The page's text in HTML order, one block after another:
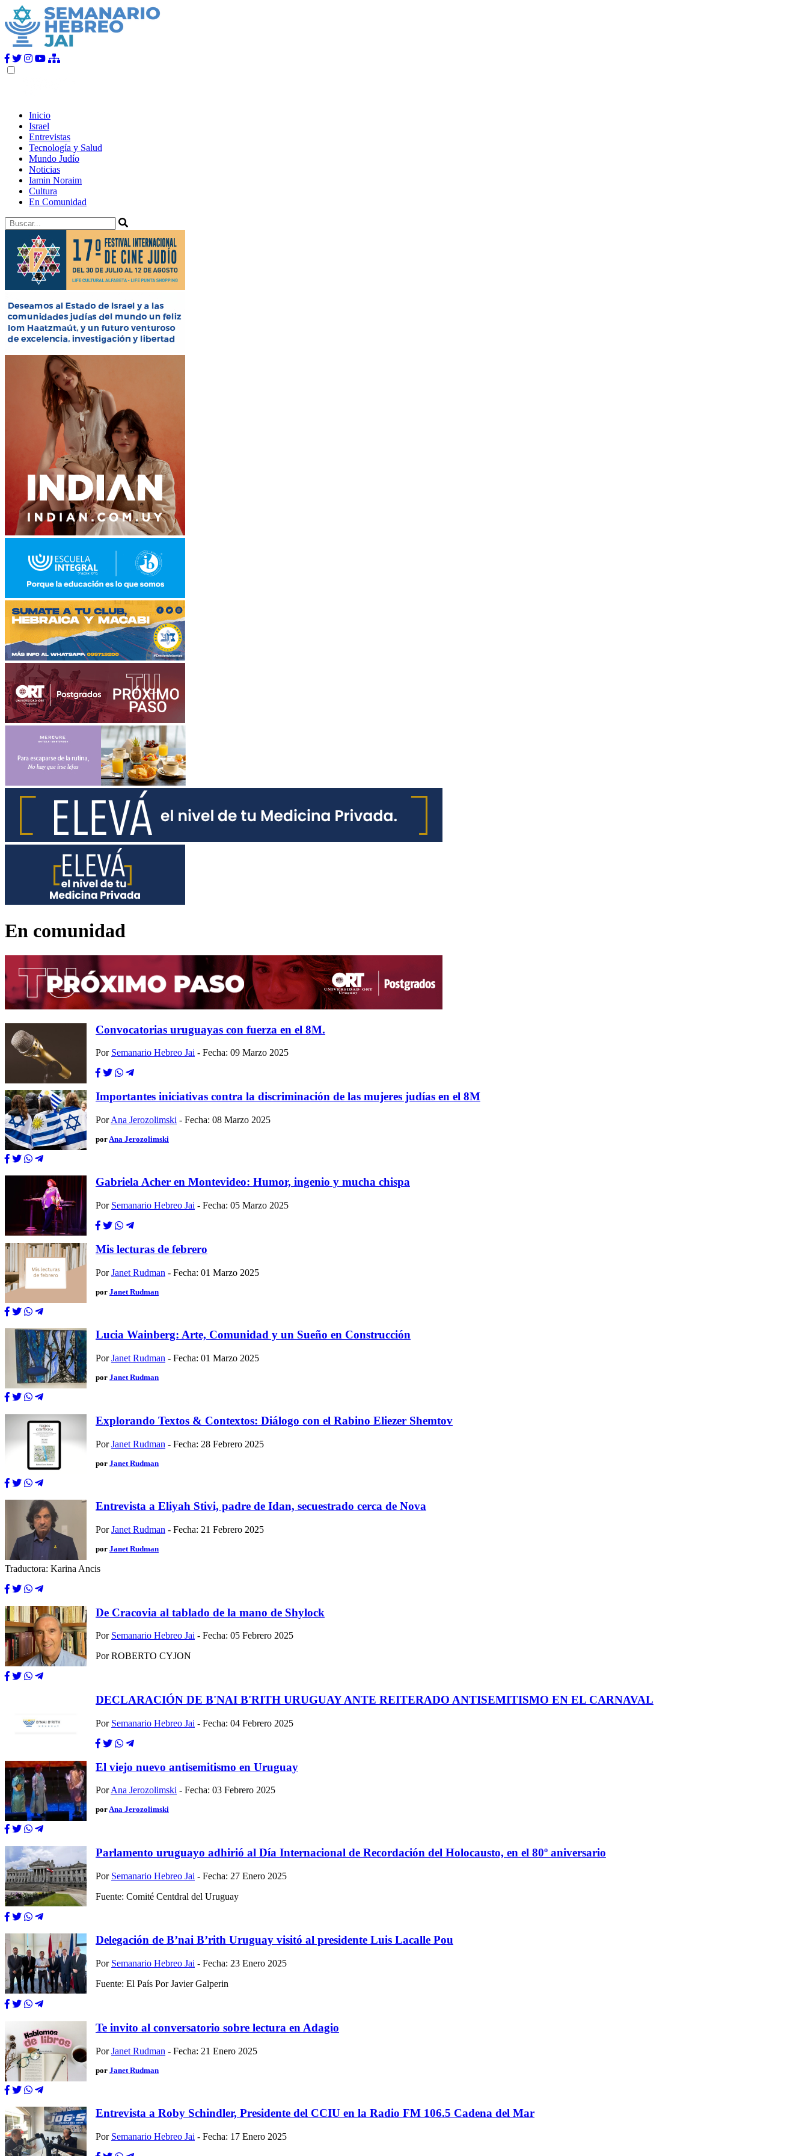
Inicio
Israel
Entrevistas
Tecnología y Salud
Mundo Judío
Noticias
Iamin Noraim
Cultura
En Comunidad
En comunidad
Convocatorias uruguayas con fuerza en el 8M.
Por Semanario Hebreo Jai - Fecha: 09 Marzo 2025
Importantes iniciativas contra la discriminación de las mujeres judías en el 8M
PorAna Jerozolimski - Fecha: 08 Marzo 2025
por Ana Jerozolimski
Gabriela Acher en Montevideo: Humor, ingenio y mucha chispa
Por Semanario Hebreo Jai - Fecha: 05 Marzo 2025
Mis lecturas de febrero
PorJanet Rudman - Fecha: 01 Marzo 2025
por Janet Rudman
Lucia Wainberg: Arte, Comunidad y un Sueño en Construcción
PorJanet Rudman - Fecha: 01 Marzo 2025
por Janet Rudman
Explorando Textos & Contextos: Diálogo con el Rabino Eliezer Shemtov
PorJanet Rudman - Fecha: 28 Febrero 2025
por Janet Rudman
Entrevista a Eliyah Stivi, padre de Idan, secuestrado cerca de Nova
PorJanet Rudman - Fecha: 21 Febrero 2025
por Janet Rudman
Traductora: Karina Ancis
De Cracovia al tablado de la mano de Shylock
Por Semanario Hebreo Jai - Fecha: 05 Febrero 2025
Por ROBERTO CYJON
DECLARACIÓN DE B'NAI B'RITH URUGUAY ANTE REITERADO ANTISEMITISMO EN EL CARNAVAL
Por Semanario Hebreo Jai - Fecha: 04 Febrero 2025
El viejo nuevo antisemitismo en Uruguay
PorAna Jerozolimski - Fecha: 03 Febrero 2025
porAna Jerozolimski
Parlamento uruguayo adhirió al Día Internacional de Recordación del Holocausto, en el 80º aniversario
Por Semanario Hebreo Jai - Fecha: 27 Enero 2025
Fuente: Comité Centdral del Uruguay
Delegación de B’nai B’rith Uruguay visitó al presidente Luis Lacalle Pou
Por Semanario Hebreo Jai - Fecha: 23 Enero 2025
Fuente: El País Por Javier Galperin
Te invito al conversatorio sobre lectura en Adagio
PorJanet Rudman - Fecha: 21 Enero 2025
por Janet Rudman
Entrevista a Roby Schindler, Presidente del CCIU en la Radio FM 106.5 Cadena del Mar
Por Semanario Hebreo Jai - Fecha: 17 Enero 2025